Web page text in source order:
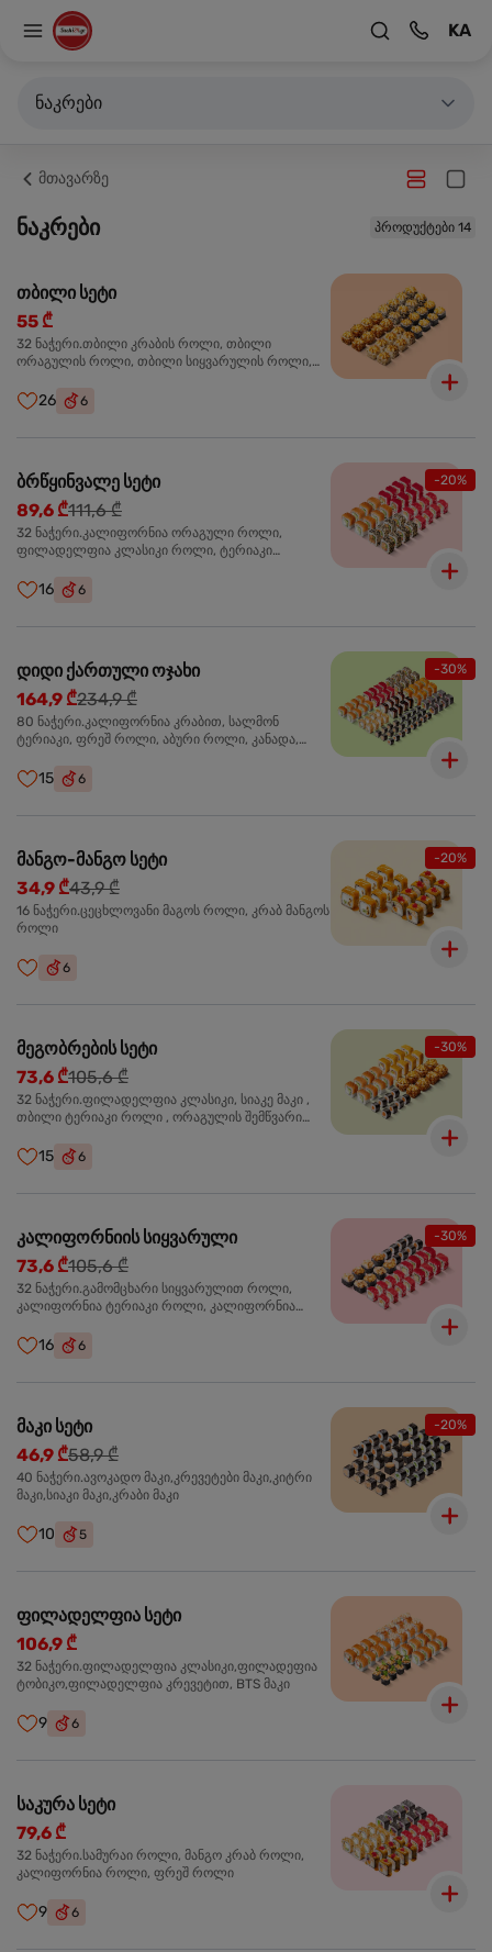
KA
ნაკრები
მთავარზე
ნაკრები პროდუქტები 14
თბილი სეტი
55 ₾
32 ნაჭერი.თბილი კრაბის როლი, თბილი
ორაგულის როლი, თბილი სიყვარულის როლი,
26 6
-20%
ბრწყინვალე სეტი
89,6 ₾111,6 ₾
32 ნაჭერი.კალიფორნია ორაგული როლი,
ფილადელფია კლასიკი როლი, ტერიაკი
16 6
-30%
დიდი ქართული ოჯახი
164,9 ₾234,9 ₾
80 ნაჭერი.კალიფორნია კრაბით, სალმონ
ტერიაკი, ფრეშ როლი, აბური როლი, კანადა,
ფილადელფია კლასიკი
15 6
-20%
მანგო-მანგო სეტი
34,9 ₾43,9 ₾
16 ნაჭერი.ცეცხლოვანი მაგოს როლი, კრაბ მანგოს
როლი
6
-30%
მეგობრების სეტი
73,6 ₾105,6 ₾
32 ნაჭერი.ფილადელფია კლასიკი, სიაკე მაკი ,
თბილი ტერიაკი როლი , ორაგულის შემწვარი
15 6
-30%
კალიფორნიის სიყვარული
73,6 ₾105,6 ₾
32 ნაჭერი.გამომცხარი სიყვარულით როლი,
კალიფორნია ტერიაკი როლი, კალიფორნია
16 6
-20%
მაკი სეტი
46,9 ₾58,9 ₾
40 ნაჭერი.ავოკადო მაკი,კრევეტები მაკი,კიტრი
მაკი,სიაკი მაკი,კრაბი მაკი
10 5
ფილადელფია სეტი
106,9 ₾
32 ნაჭერი.ფილადელფია კლასიკი,ფილადეფია
ტობიკო,ფილადელფია კრევეტით, BTS მაკი
9 6
საკურა სეტი
79,6 ₾
32 ნაჭერი.სამურაი როლი, მანგო კრაბ როლი,
კალიფორნია როლი, ფრეშ როლი
9 6